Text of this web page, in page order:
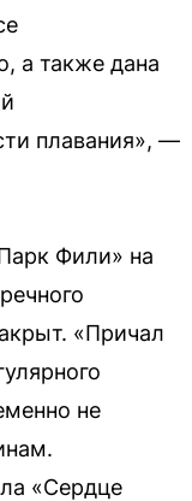
а также дана
плавания», —
Фили» на
«Причал
не
«Сердце